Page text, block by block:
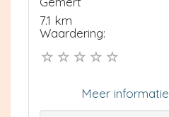
7.1 km
Waardering:
Meer informatie